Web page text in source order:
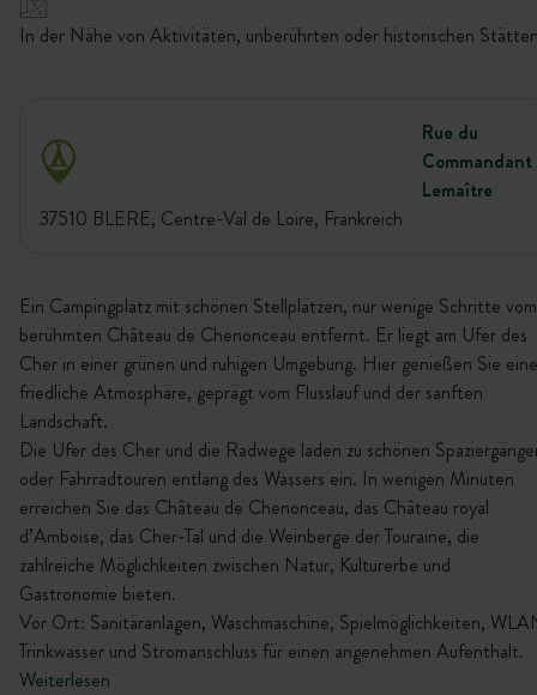
In der Nähe von Aktivitäten, unberührten oder historischen
Rue du
Commandant
Lemaître
37510 BLERE, Centre-Val de Loire, Frankreich
Ein Campingplatz mit schönen Stellplätzen, nur wenige Schritte vom
berühmten Château de Chenonceau entfernt. Er liegt am Ufer des
Cher in einer grünen und ruhigen Umgebung. Hier genießen Sie eine
friedliche Atmosphäre, geprägt vom Flusslauf und der sanften
Landschaft.
Die Ufer des Cher und die Radwege laden zu schönen
oder Fahrradtouren entlang des Wassers ein. In wenigen Minuten
erreichen Sie das Château de Chenonceau, das Château royal
d’Amboise, das Cher-Tal und die Weinberge der Touraine, die
zahlreiche Möglichkeiten zwischen Natur, Kulturerbe und
Gastronomie bieten.
Vor Ort: Sanitäranlagen, Waschmaschine, Spielmöglichkeiten,
Trinkwasser und Stromanschluss für einen angenehmen Aufenthalt.
Weiterlesen